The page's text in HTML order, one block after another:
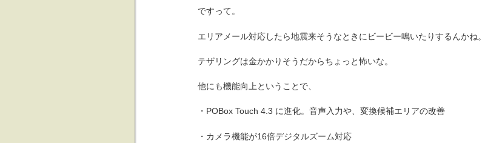
ですって。
エリアメール対応したら地震来そうなときにビービー鳴いたりするんかね。
テザリングは金かかりそうだからちょっと怖いな。
他にも機能向上ということで、
・POBox Touch 4.3 に進化。音声入力や、変換候補エリアの改善
・カメラ機能が16倍デジタルズーム対応